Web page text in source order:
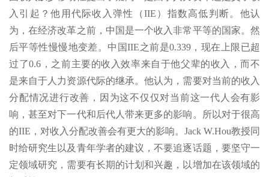
入引起？他用代际收入弹性（IIE）指数高低判断。他认
为，在经济改革之前，中国是一个收入非常平等的国家。然
后平等性慢慢地变差。中国IIE之前是0.339，现在上限已超
过了0.6，之前主要的收入效率来自于他父辈的收入，而不
是来自于人力资源代际的继承。他认为，需要对当前的收入
分配情况进行改善，因为这不仅仅对当前这一代人会有影
响，甚至对下一代和后代人带来更多的影响。所以对于很高
的IIE，对收入分配改善会有更大的影响。Jack W.Hou教授同
时给研究生以及青年学者的建议，不要追逐话题，要坚守一
定领域研究，需要有长期的计划和兴趣，以增加在该领域的